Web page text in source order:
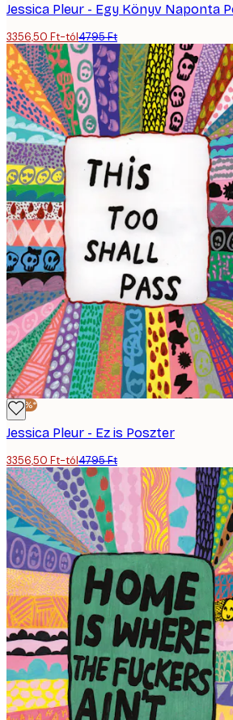
Jessica Pleur - Egy Könyv Naponta
3356,50 Ft-tól4795 Ft
-30%*
Jessica Pleur - Ez is Poszter
3356,50 Ft-tól4795 Ft
E-mail